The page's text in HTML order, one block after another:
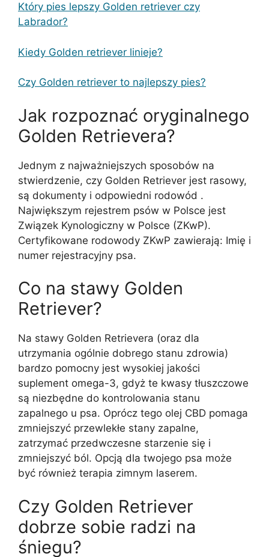
Który pies lepszy Golden retriever czy
Labrador?
Kiedy Golden retriever linieje?
Czy Golden retriever to najlepszy pies?
Jak rozpoznać oryginalnego
Golden Retrievera?
Jednym z najważniejszych sposobów na
stwierdzenie, czy Golden Retriever jest rasowy,
są dokumenty i odpowiedni rodowód .
Największym rejestrem psów w Polsce jest
Związek Kynologiczny w Polsce (ZKwP).
Certyfikowane rodowody ZKwP zawierają: Imię i
numer rejestracyjny psa.
Co na stawy Golden
Retriever?
Na stawy Golden Retrievera (oraz dla
utrzymania ogólnie dobrego stanu zdrowia)
bardzo pomocny jest wysokiej jakości
suplement omega-3, gdyż te kwasy tłuszczowe
są niezbędne do kontrolowania stanu
zapalnego u psa. Oprócz tego olej CBD pomaga
zmniejszyć przewlekłe stany zapalne,
zatrzymać przedwczesne starzenie się i
zmniejszyć ból. Opcją dla twojego psa może
być również terapia zimnym laserem.
Czy Golden Retriever
dobrze sobie radzi na
śniegu?